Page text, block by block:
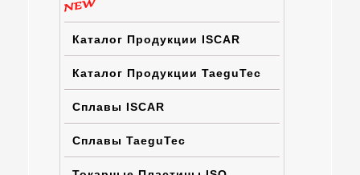
Каталог Продукции ISCAR
Каталог Продукции TaeguTec
Сплавы ISCAR
Сплавы TaeguTec